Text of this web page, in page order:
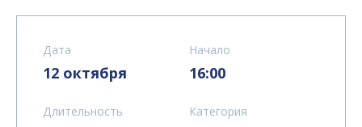
Дата
12 октября
Начало
16:00
Длительность Категория